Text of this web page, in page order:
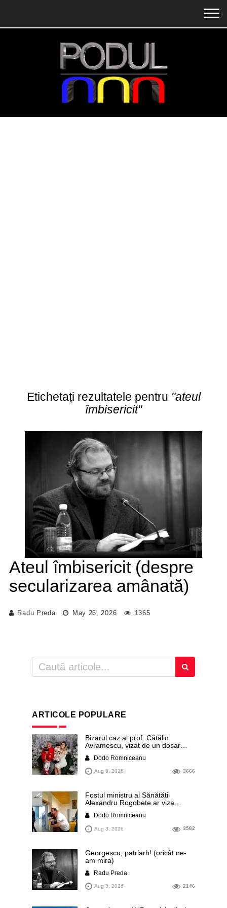
Etichetați rezultatele pentru "ateul
îmbisericit"
Ateul îmbisericit (despre
secularizarea amânată)
Radu Preda May 26, 2026 1365
ARTICOLE POPULARE
Bizarul caz al prof. Cătălin
Avramescu, vizat de un dosar
infantilă”. Miroase a execuție
stalinistă. Cea mai imundă parte a
presei publică inclusiv documente
dezvăluite date ultra-personale
ale profesorului, inclusiv
diagnostice și tratamente
Dodo Romniceanu
Aug 6, 2026 3666
Fostul ministru al Sănătății
Alexandru Rogobete ar viza
funcția lui Dominic Fritz de primar
al orașului Timișoara. Pesedistul
publică imagini demne de Coreea
de Nord cu femei din Timișoara
Dodo Romniceanu
Aug 3, 2026 3582
Georgescu, patriarh! (oricât ne-
am mira)
Radu Preda
Aug 3, 2026 2146